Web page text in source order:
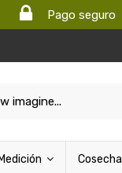
Pago seguro
Medición Cosecha